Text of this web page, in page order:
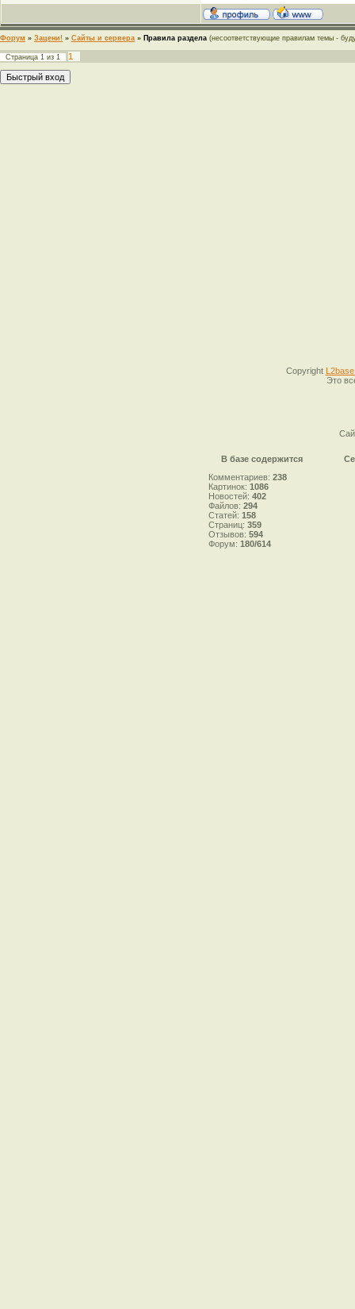
Форум » Зацени! » Сайты и сервера » Правила раздела (несоответствующие правилам темы -
Страница 1 из 1 1
Copyright
Это
В базе содержится
Комментариев: 238
Картинок: 1086
Новостей: 402
Файлов: 294
Статей: 158
Страниц: 359
Отзывов: 594
Форум: 180/614